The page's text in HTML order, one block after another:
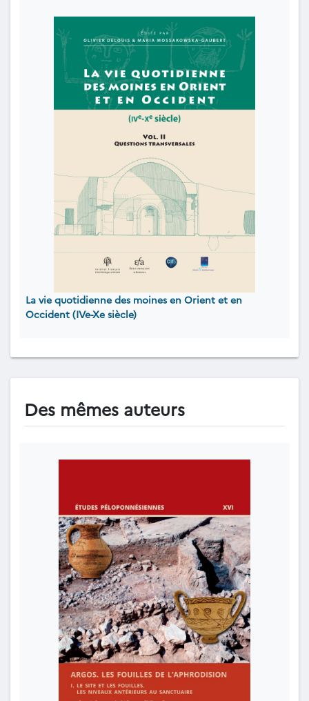
La vie quotidienne des moines en Orient et en
Occident (IVe-Xe siècle)
Des mêmes auteurs